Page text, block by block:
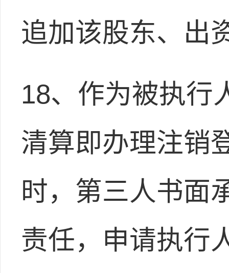
追加该股东、出
18、作为被执行
清算即办理注销
时，第三人书面
责任，申请执行